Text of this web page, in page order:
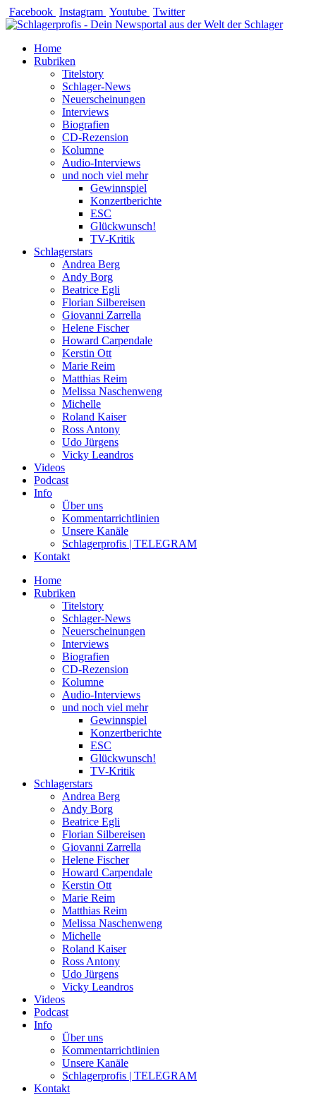
Zum
Inhalt
Facebook Instagram Youtube Twitter
Home
Rubriken
Titelstory
Schlager-News
Neuerscheinungen
Interviews
Biografien
CD-Rezension
Kolumne
Audio-Interviews
und noch viel mehr
Gewinnspiel
Konzertberichte
ESC
Glückwunsch!
TV-Kritik
Schlagerstars
Andrea Berg
Andy Borg
Beatrice Egli
Florian Silbereisen
Giovanni Zarrella
Helene Fischer
Howard Carpendale
Kerstin Ott
Marie Reim
Matthias Reim
Melissa Naschenweng
Michelle
Roland Kaiser
Ross Antony
Udo Jürgens
Vicky Leandros
Videos
Podcast
Info
Über uns
Kommentarrichtlinien
Unsere Kanäle
Schlagerprofis | TELEGRAM
Kontakt
Home
Rubriken
Titelstory
Schlager-News
Neuerscheinungen
Interviews
Biografien
CD-Rezension
Kolumne
Audio-Interviews
und noch viel mehr
Gewinnspiel
Konzertberichte
ESC
Glückwunsch!
TV-Kritik
Schlagerstars
Andrea Berg
Andy Borg
Beatrice Egli
Florian Silbereisen
Giovanni Zarrella
Helene Fischer
Howard Carpendale
Kerstin Ott
Marie Reim
Matthias Reim
Melissa Naschenweng
Michelle
Roland Kaiser
Ross Antony
Udo Jürgens
Vicky Leandros
Videos
Podcast
Info
Über uns
Kommentarrichtlinien
Unsere Kanäle
Schlagerprofis | TELEGRAM
Kontakt